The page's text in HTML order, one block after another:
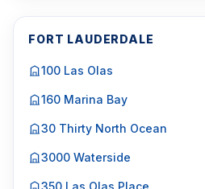
FORT LAUDERDALE
100 Las Olas
160 Marina Bay
30 Thirty North Ocean
3000 Waterside
350 Las Olas Place